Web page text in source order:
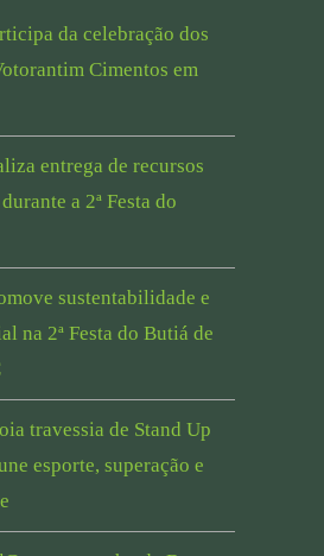
da celebração dos
Cimentos em
entrega de recursos
a 2ª Festa do
sustentabilidade e
na 2ª Festa do Butiá de
travessia de Stand Up
esporte, superação e